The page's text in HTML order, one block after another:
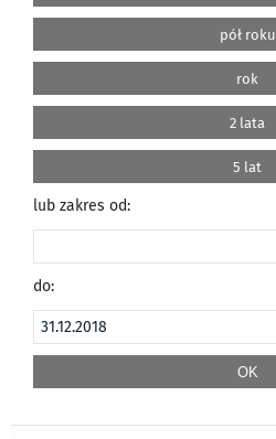
pół roku
rok
2 lata
5 lat
lub zakres od:
do: